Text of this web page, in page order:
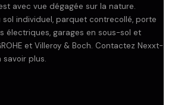
avec vue dégagée sur la nature.
sol individuel, parquet contrecollé, porte
électriques, garages en sous-sol et
et Villeroy & Boch. Contactez Nexxt-
savoir plus.